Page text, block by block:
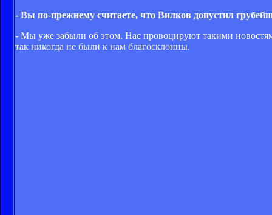
- Вы по-прежнему считаете, что Вилков допустил
- Мы уже забыли об этом. Нас провоцируют такими
так никогда не были к нам благосклонны.